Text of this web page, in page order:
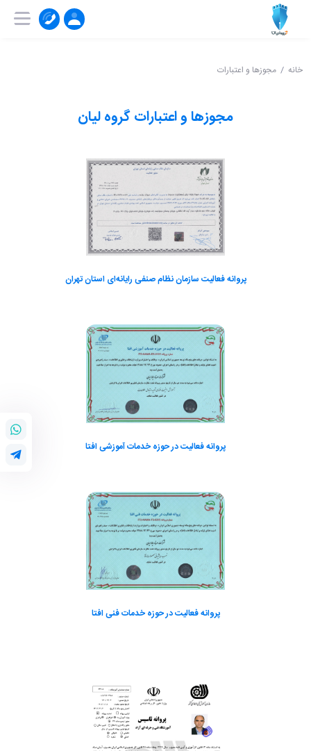
ثبت‌ نام | ورود
خانه مجوزها و اعتبارات
مجوزها و اعتبارات گروه لیان
پروانه فعالیت سازمان نظام صنفی رایانه‌ای استان تهران
پروانه فعالیت در حوزه خدمات آموزشی افتا
پروانه فعالیت در حوزه خدمات فنی افتا